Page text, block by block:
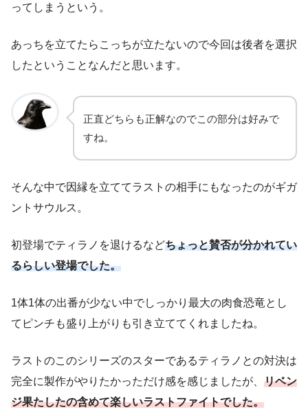
ってしまうという。
あっちを立てたらこっちが立たないので今回は後者を選択
したということなんだと思います。
正直どちらも正解なのでこの部分は好みで
すね。
そんな中で因縁を立ててラストの相手にもなったのがギガ
ントサウルス。
初登場でティラノを退けるなどちょっと賛否が分かれてい
るらしい登場でした。
1体1体の出番が少ない中でしっかり最大の肉食恐竜とし
てピンチも盛り上がりも引き立ててくれましたね。
ラストのこのシリーズのスターであるティラノとの対決は
完全に製作がやりたかっただけ感を感じましたが、 リベン
ジ果たしたの含めて楽しいラストファイトでした。